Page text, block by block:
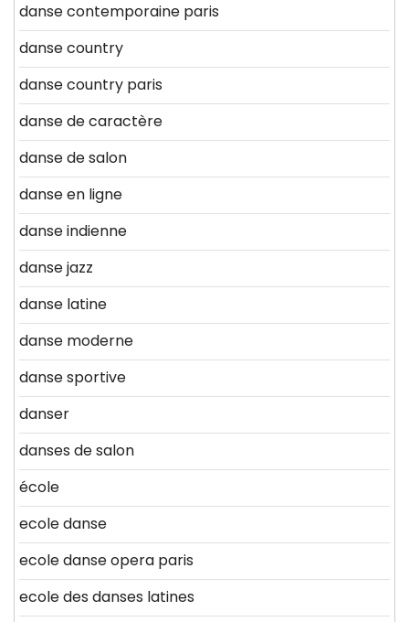
danse contemporaine paris
danse country
danse country paris
danse de caractère
danse de salon
danse en ligne
danse indienne
danse jazz
danse latine
danse moderne
danse sportive
danser
danses de salon
école
ecole danse
ecole danse opera paris
ecole des danses latines